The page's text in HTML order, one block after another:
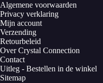
Algemene voorwaarden
Privacy verklaring
Mijn account
Verzending
Retourbeleid
Over Crystal Connection
Contact
Uitleg - Bestellen in de winkel
Sitemap